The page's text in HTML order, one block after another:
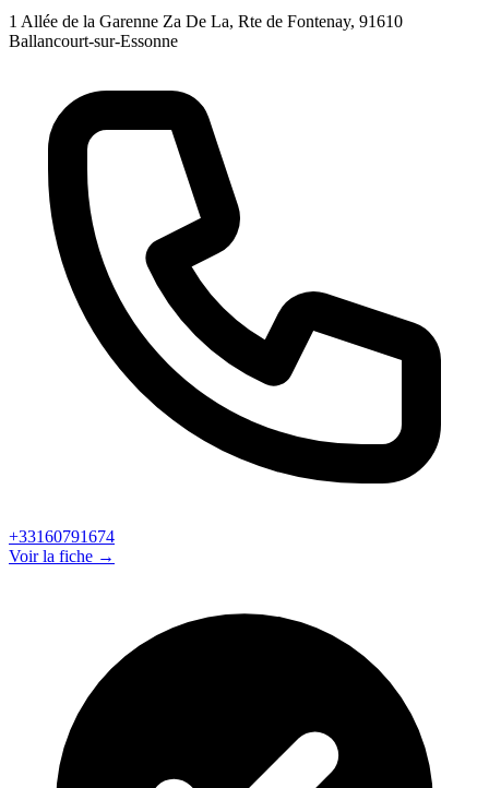
1 Allée de la Garenne Za De La, Rte de Fontenay, 91610
Ballancourt-sur-Essonne
+33160791674
Voir la fiche →